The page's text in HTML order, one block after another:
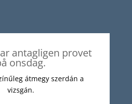
antagligen provet
onsdag.
átmegy szerdán a
vizsgán.